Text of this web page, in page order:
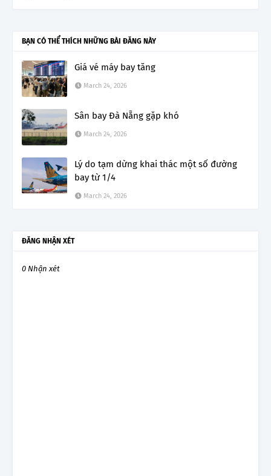
BẠN CÓ THỂ THÍCH NHỮNG BÀI ĐĂNG NÀY
Giá vé máy bay tăng
March 24, 2026
Sân bay Đà Nẵng gặp khó
March 24, 2026
Lý do tạm dừng khai thác một số đường
bay từ 1/4
March 24, 2026
ĐĂNG NHẬN XÉT
0 Nhận xét